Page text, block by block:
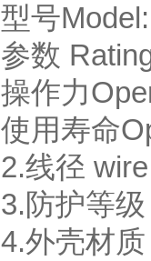
型号
参数
操作力
使用寿命
2.线径
3.防护等
4.外壳材